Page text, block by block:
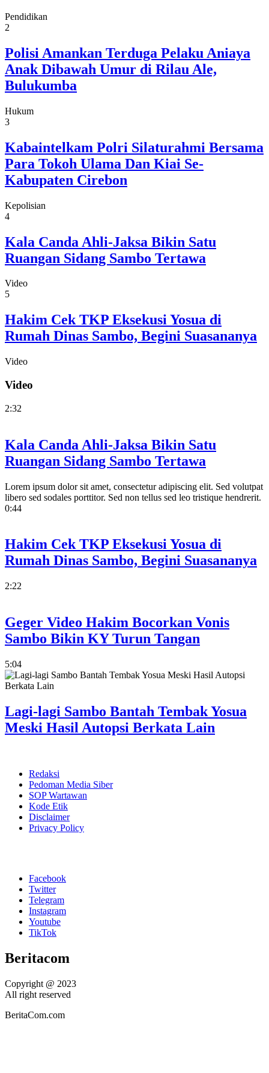
Pendidikan
2
Polisi Amankan Terduga Pelaku Aniaya
Anak Dibawah Umur di Rilau Ale,
Bulukumba
Hukum
3
Kabaintelkam Polri Silaturahmi Bersama
Para Tokoh Ulama Dan Kiai Se-
Kabupaten Cirebon
Kepolisian
4
Kala Canda Ahli-Jaksa Bikin Satu
Ruangan Sidang Sambo Tertawa
Video
5
Hakim Cek TKP Eksekusi Yosua di
Rumah Dinas Sambo, Begini Suasananya
Video
Video
2:32
Kala Canda Ahli-Jaksa Bikin Satu
Ruangan Sidang Sambo Tertawa
Lorem ipsum dolor sit amet, consectetur adipiscing elit. Sed volutpat
libero sed sodales porttitor. Sed non tellus sed leo tristique hendrerit.
0:44
Hakim Cek TKP Eksekusi Yosua di
Rumah Dinas Sambo, Begini Suasananya
2:22
Geger Video Hakim Bocorkan Vonis
Sambo Bikin KY Turun Tangan
5:04
Lagi-lagi Sambo Bantah Tembak Yosua
Meski Hasil Autopsi Berkata Lain
Redaksi
Pedoman Media Siber
SOP Wartawan
Kode Etik
Disclaimer
Privacy Policy
Facebook
Twitter
Telegram
Instagram
Youtube
TikTok
Beritacom
Copyright @ 2023
All right reserved
BeritaCom.com